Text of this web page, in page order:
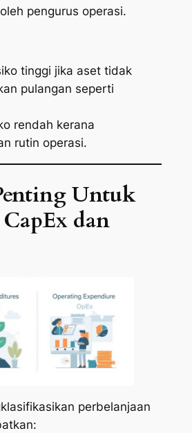
pengurus operasi.
tinggi jika aset tidak
pulangan seperti
rendah kerana
rutin operasi.
Untuk
dan
perbelanjaan